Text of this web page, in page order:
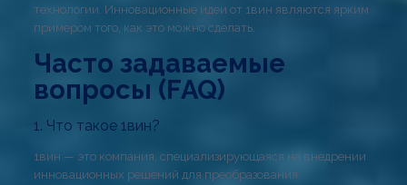
технологии. Инновационные идеи от 1вин являются ярким
примером того, как это можно сделать.
Часто задаваемые
вопросы (FAQ)
1. Что такое 1вин?
1вин — это компания, специализирующаяся на внедрении
инновационных решений для преобразования